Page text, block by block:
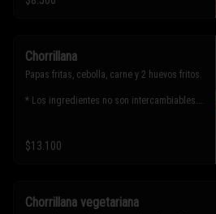
Chorrillana
Papas fritas, cebolla, carne y 2 huevos fritos.
* Los ingredientes no son intercambiables.
$13.100
Chorrillana vegetariana